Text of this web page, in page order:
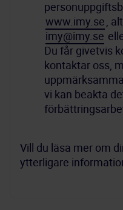
www.imy.se
imy@imy.se
Du får givetvis
kontaktar oss,
vi kan beakta
Vill du läsa mer om
ytterligare